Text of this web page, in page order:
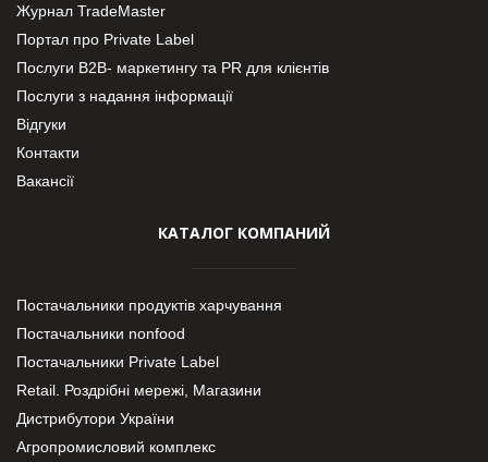
Журнал TradeMaster
Портал про Private Label
Послуги В2В- маркетингу та PR для клієнтів
Послуги з надання інформації
Відгуки
Контакти
Вакансії
КАТАЛОГ КОМПАНИЙ
Постачальники продуктів харчування
Постачальники nonfood
Постачальники Private Label
Retail. Роздрібні мережі, Магазини
Дистрибутори України
Агропромисловий комплекс